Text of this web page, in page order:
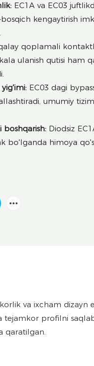
EC1A va EC03
kengaytirish
qoplamali
ulanish qutisi ham
EC03 dagi
umumiy
boshqarish: Diodsiz
bo'lganda himoya
va ixcham dizayn
profilni
qaratilgan.